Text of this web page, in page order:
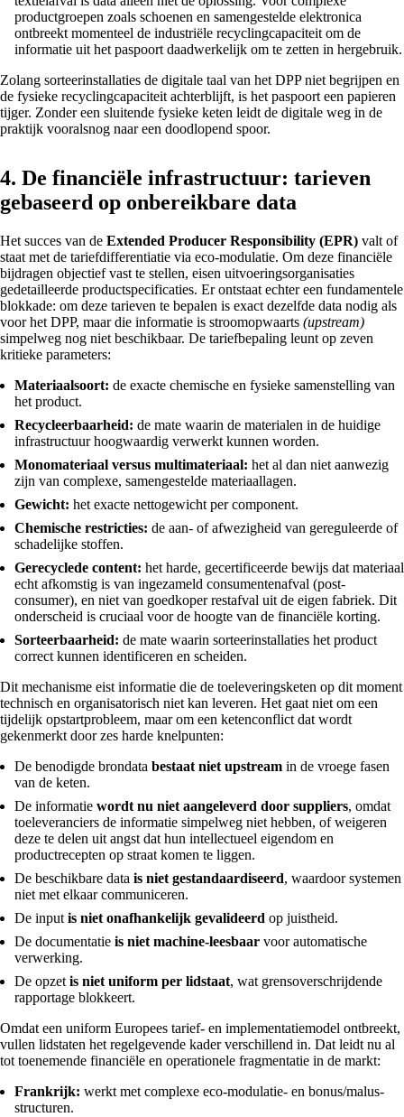
productgroepen zoals schoenen en samengestelde elektronica
ontbreekt momenteel de industriële recyclingcapaciteit om de
informatie uit het paspoort daadwerkelijk om te zetten in hergebruik.
Zolang sorteerinstallaties de digitale taal van het DPP niet begrijpen en
de fysieke recyclingcapaciteit achterblijft, is het paspoort een papieren
tijger. Zonder een sluitende fysieke keten leidt de digitale weg in de
praktijk vooralsnog naar een doodlopend spoor.
4. De financiële infrastructuur: tarieven
gebaseerd op onbereikbare data
Het succes van de Extended Producer Responsibility (EPR) valt of
staat met de tariefdifferentiatie via eco-modulatie. Om deze financiële
bijdragen objectief vast te stellen, eisen uitvoeringsorganisaties
gedetailleerde productspecificaties. Er ontstaat echter een fundamentele
blokkade: om deze tarieven te bepalen is exact dezelfde data nodig als
voor het DPP, maar die informatie is stroomopwaarts (upstream)
simpelweg nog niet beschikbaar. De tariefbepaling leunt op zeven
kritieke parameters:
Materiaalsoort: de exacte chemische en fysieke samenstelling van
het product.
Recycleerbaarheid: de mate waarin de materialen in de huidige
infrastructuur hoogwaardig verwerkt kunnen worden.
Monomateriaal versus multimateriaal: het al dan niet aanwezig
zijn van complexe, samengestelde materiaallagen.
Gewicht: het exacte nettogewicht per component.
Chemische restricties: de aan- of afwezigheid van gereguleerde of
schadelijke stoffen.
Gerecyclede content: het harde, gecertificeerde bewijs dat materiaal
echt afkomstig is van ingezameld consumentenafval (post-
consumer), en niet van goedkoper restafval uit de eigen fabriek. Dit
onderscheid is cruciaal voor de hoogte van de financiële korting.
Sorteerbaarheid: de mate waarin sorteerinstallaties het product
correct kunnen identificeren en scheiden.
Dit mechanisme eist informatie die de toeleveringsketen op dit moment
technisch en organisatorisch niet kan leveren. Het gaat niet om een
tijdelijk opstartprobleem, maar om een ketenconflict dat wordt
gekenmerkt door zes harde knelpunten:
De benodigde brondata bestaat niet upstream in de vroege fasen
van de keten.
De informatie wordt nu niet aangeleverd door suppliers, omdat
toeleveranciers de informatie simpelweg niet hebben, of weigeren
deze te delen uit angst dat hun intellectueel eigendom en
productrecepten op straat komen te liggen.
De beschikbare data is niet gestandaardiseerd, waardoor systemen
niet met elkaar communiceren.
De input is niet onafhankelijk gevalideerd op juistheid.
De documentatie is niet machine-leesbaar voor automatische
verwerking.
De opzet is niet uniform per lidstaat, wat grensoverschrijdende
rapportage blokkeert.
Omdat een uniform Europees tarief- en implementatiemodel ontbreekt,
vullen lidstaten het regelgevende kader verschillend in. Dat leidt nu al
tot toenemende financiële en operationele fragmentatie in de markt:
Frankrijk: werkt met complexe eco-modulatie- en bonus/malus-
structuren.